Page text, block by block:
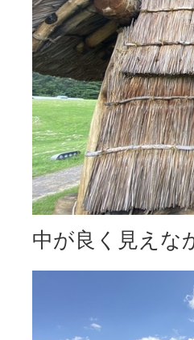
中が良く見えな